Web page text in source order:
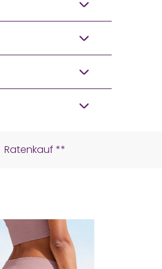
Ratenkauf **